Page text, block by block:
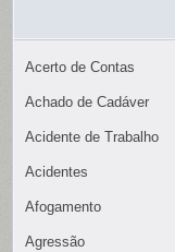
Acerto de Contas
Achado de Cadáver
Acidente de Trabalho
Acidentes
Afogamento
Agressão